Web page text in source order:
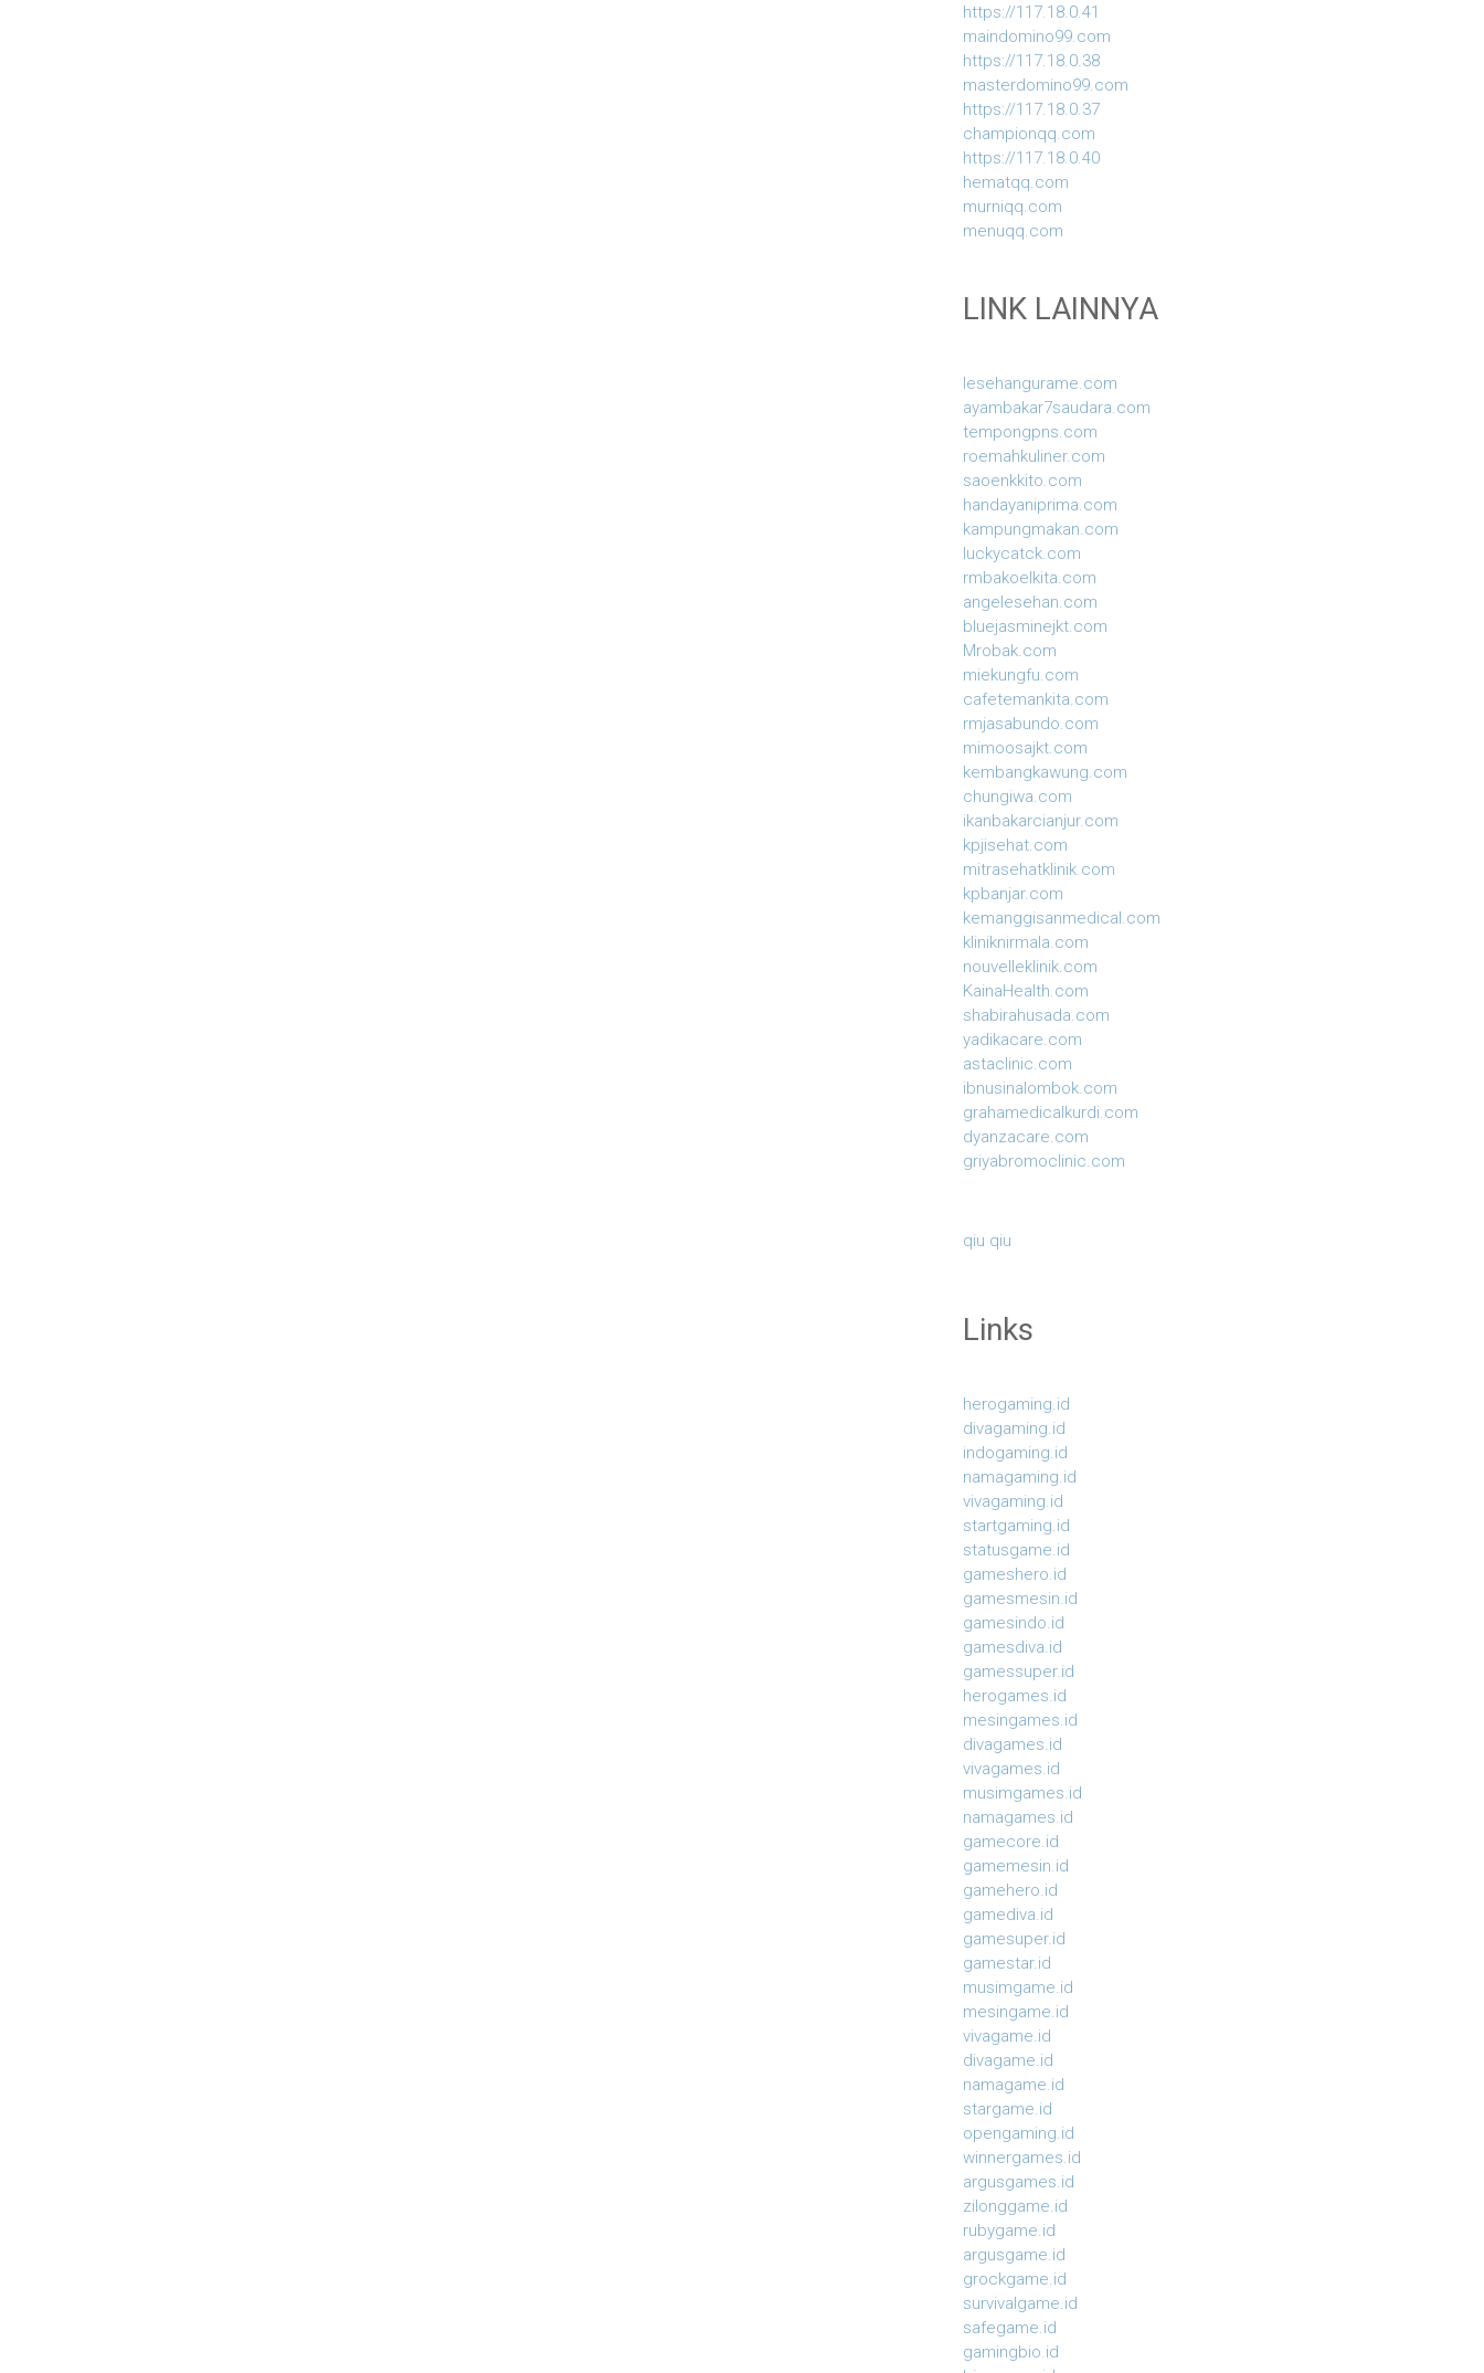
https://117.18.0.41
maindomino99.com
https://117.18.0.38
masterdomino99.com
https://117.18.0.37
championqq.com
https://117.18.0.40
hematqq.com
murniqq.com
menuqq.com
LINK LAINNYA
lesehangurame.com
ayambakar7saudara.com
tempongpns.com
roemahkuliner.com
saoenkkito.com
handayaniprima.com
kampungmakan.com
luckycatck.com
rmbakoelkita.com
angelesehan.com
bluejasminejkt.com
Mrobak.com
miekungfu.com
cafetemankita.com
rmjasabundo.com
mimoosajkt.com
kembangkawung.com
chungiwa.com
ikanbakarcianjur.com
kpjisehat.com
mitrasehatklinik.com
kpbanjar.com
kemanggisanmedical.com
kliniknirmala.com
nouvelleklinik.com
KainaHealth.com
shabirahusada.com
yadikacare.com
astaclinic.com
ibnusinalombok.com
grahamedicalkurdi.com
dyanzacare.com
griyabromoclinic.com
qiu qiu
Links
herogaming.id
divagaming.id
indogaming.id
namagaming.id
vivagaming.id
startgaming.id
statusgame.id
gameshero.id
gamesmesin.id
gamesindo.id
gamesdiva.id
gamessuper.id
herogames.id
mesingames.id
divagames.id
vivagames.id
musimgames.id
namagames.id
gamecore.id
gamemesin.id
gamehero.id
gamediva.id
gamesuper.id
gamestar.id
musimgame.id
mesingame.id
vivagame.id
divagame.id
namagame.id
stargame.id
opengaming.id
winnergames.id
argusgames.id
zilonggame.id
rubygame.id
argusgame.id
grockgame.id
survivalgame.id
safegame.id
gamingbio.id